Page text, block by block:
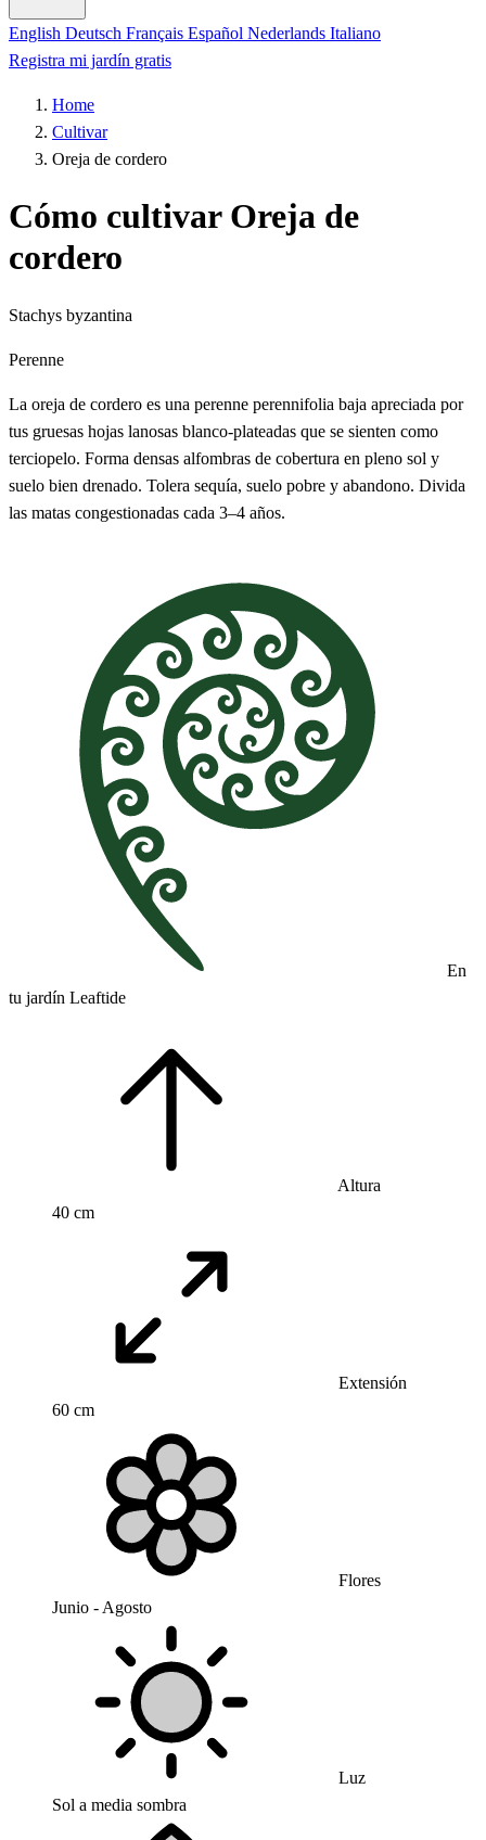
English Deutsch Français Español Nederlands Italiano
Registra mi jardín gratis
Home
Cultivar
Oreja de cordero
Cómo cultivar Oreja de
cordero
Stachys byzantina
Perenne
La oreja de cordero es una perenne perennifolia baja apreciada por
tus gruesas hojas lanosas blanco-plateadas que se sienten como
terciopelo. Forma densas alfombras de cobertura en pleno sol y
suelo bien drenado. Tolera sequía, suelo pobre y abandono. Divida
las matas congestionadas cada 3–4 años.
En
tu jardín Leaftide
Altura
40 cm
Extensión
60 cm
Flores
Junio - Agosto
Luz
Sol a media sombra